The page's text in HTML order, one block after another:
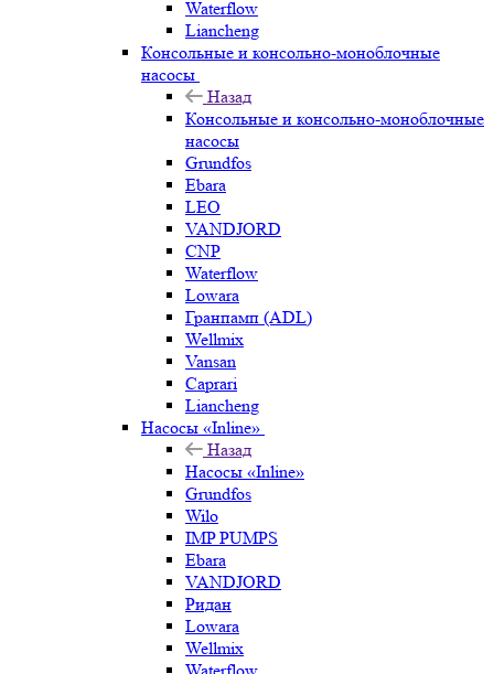
Waterflow
Liancheng
Консольные и консольно-моноблочные
насосы
Назад
Консольные и консольно-моноблочные
насосы
Grundfos
Ebara
LEO
VANDJORD
CNP
Waterflow
Lowara
Гранпамп (ADL)
Wellmix
Vansan
Caprari
Liancheng
Насосы «Inline»
Назад
Насосы «Inline»
Grundfos
Wilo
IMP PUMPS
Ebara
VANDJORD
Ридан
Lowara
Wellmix